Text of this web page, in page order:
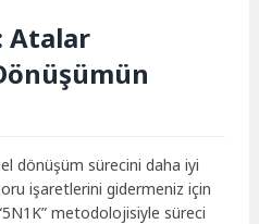
Atalar
dönüşüm sürecini daha iyi
işaretlerini gidermeniz için
metodolojisiyle süreci